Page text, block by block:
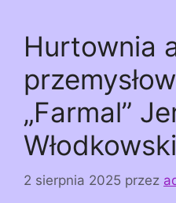
Hurtownia
„Farmal”
Włodkowski
2 sierpnia 2025 przez